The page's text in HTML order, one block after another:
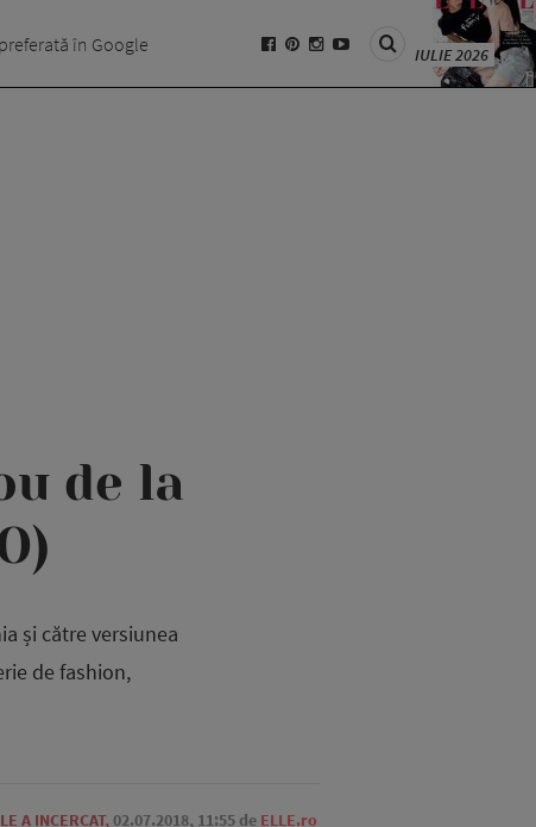
în Google IULIE 2026
de la
și către versiunea
de fashion,
A INCERCAT,02.07.2018, 11:55 de ELLE.ro